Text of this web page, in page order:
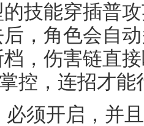
技能穿插普
，角色会自
，伤害链直
控，连招才能
必须开启，并